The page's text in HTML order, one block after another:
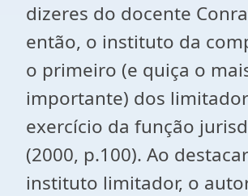
dizeres do docente
então, o instituto da
o primeiro (e quiça o
importante) dos
exercício da função
(2000, p.100). Ao
instituto limitador, o